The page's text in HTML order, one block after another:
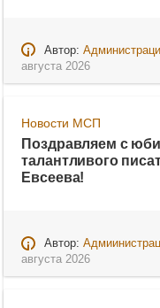
Автор:
августа 2026
Новости МСП
Поздравляем с
талантливого
Евсеева!
Автор:
августа 2026